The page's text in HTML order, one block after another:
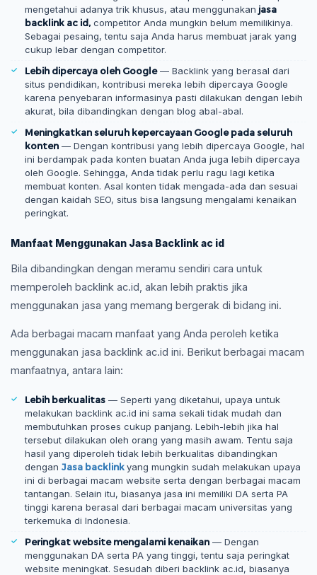
mengetahui adanya trik khusus, atau menggunakan jasa
backlink ac id, competitor Anda mungkin belum memilikinya.
Sebagai pesaing, tentu saja Anda harus membuat jarak yang
cukup lebar dengan competitor.
Lebih dipercaya oleh Google— Backlink yang berasal dari
situs pendidikan, kontribusi mereka lebih dipercaya Google
karena penyebaran informasinya pasti dilakukan dengan lebih
akurat, bila dibandingkan dengan blog abal-abal.
Meningkatkan seluruh kepercayaan Google pada seluruh
konten — Dengan kontribusi yang lebih dipercaya Google, hal
ini berdampak pada konten buatan Anda juga lebih dipercaya
oleh Google. Sehingga, Anda tidak perlu ragu lagi ketika
membuat konten. Asal konten tidak mengada-ada dan sesuai
dengan kaidah SEO, situs bisa langsung mengalami kenaikan
peringkat.
Manfaat Menggunakan Jasa Backlink ac id
Bila dibandingkan dengan meramu sendiri cara untuk
memperoleh backlink ac.id, akan lebih praktis jika
menggunakan jasa yang memang bergerak di bidang ini.
Ada berbagai macam manfaat yang Anda peroleh ketika
menggunakan jasa backlink ac.id ini. Berikut berbagai macam
manfaatnya, antara lain:
Lebih berkualitas — Seperti yang diketahui, upaya untuk
melakukan backlink ac.id ini sama sekali tidak mudah dan
membutuhkan proses cukup panjang. Lebih-lebih jika hal
tersebut dilakukan oleh orang yang masih awam. Tentu saja
hasil yang diperoleh tidak lebih berkualitas dibandingkan
dengan Jasa backlinkyang mungkin sudah melakukan upaya
ini di berbagai macam website serta dengan berbagai macam
tantangan. Selain itu, biasanya jasa ini memiliki DA serta PA
tinggi karena berasal dari berbagai macam universitas yang
terkemuka di Indonesia.
Peringkat website mengalami kenaikan — Dengan
menggunakan DA serta PA yang tinggi, tentu saja peringkat
website meningkat. Sesudah diberi backlink ac.id, biasanya